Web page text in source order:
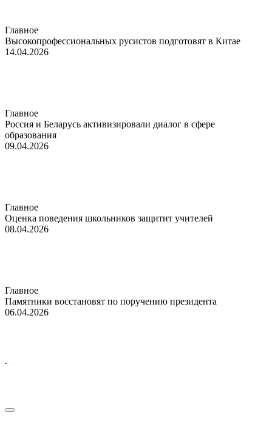
Главное
Высокопрофессиональных русистов подготовят в Китае
14.04.2026
Главное
Россия и Беларусь активизировали диалог в сфере
образования
09.04.2026
Главное
Оценка поведения школьников защитит учителей
08.04.2026
Главное
Памятники восстановят по поручению президента
06.04.2026